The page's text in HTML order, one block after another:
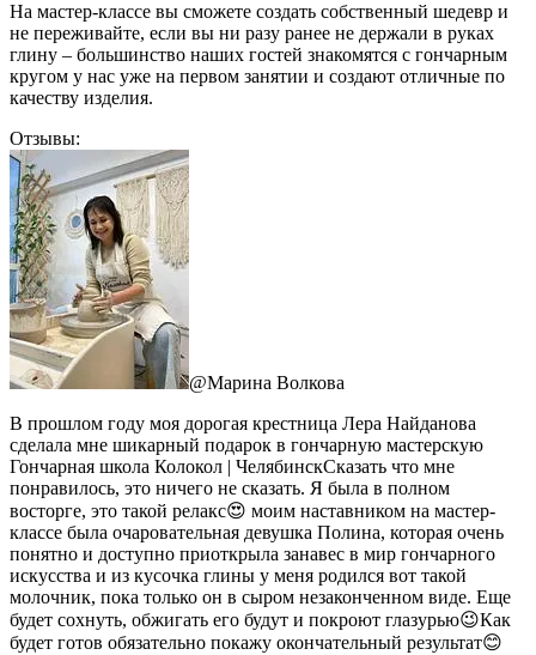
На мастер-классе вы сможете создать собственный шедевр и
не переживайте, если вы ни разу ранее не держали в руках
глину – большинство наших гостей знакомятся с гончарным
кругом у нас уже на первом занятии и создают отличные по
качеству изделия.
Отзывы:
@Марина Волкова
В прошлом году моя дорогая крестница Лера Найданова
сделала мне шикарный подарок в гончарную мастерскую
Гончарная школа Колокол | ЧелябинскСказать что мне
понравилось, это ничего не сказать. Я была в полном
восторге, это такой релакс😍 моим наставником на мастер-
классе была очаровательная девушка Полина, которая очень
понятно и доступно приоткрыла занавес в мир гончарного
искусства и из кусочка глины у меня родился вот такой
молочник, пока только он в сыром незаконченном виде. Еще
будет сохнуть, обжигать его будут и покроют глазурью😉Как
будет готов обязательно покажу окончательный результат😊